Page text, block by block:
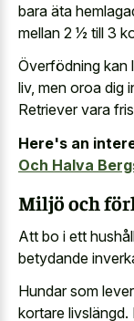
bara äta
mellan 2 1⁄2 till 3
Överfödning kan
liv, men oroa dig
Retriever vara
Here's an
Och Halva
Miljö och
Att bo i ett
betydande
Hundar som
kortare